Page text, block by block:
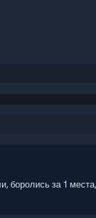
за 1